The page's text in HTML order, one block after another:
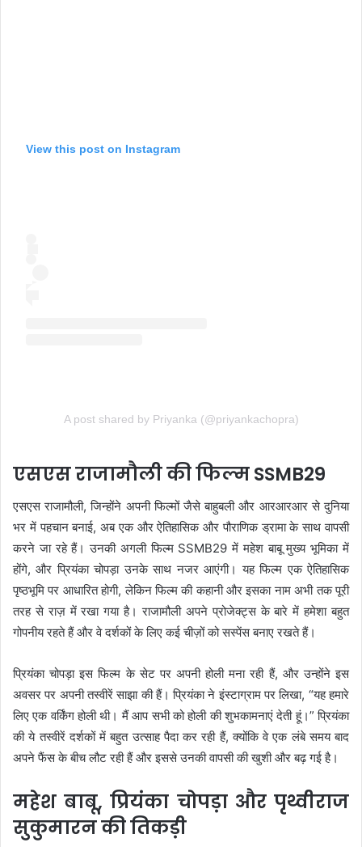
View this post on Instagram
A post shared by Priyanka (@priyankachopra)
एसएस राजामौली की फिल्म SSMB29
एसएस राजामौली, जिन्होंने अपनी फिल्मों जैसे बाहुबली और आरआरआर से दुनिया
भर में पहचान बनाई, अब एक और ऐतिहासिक और पौराणिक ड्रामा के साथ वापसी
करने जा रहे हैं। उनकी अगली फिल्म SSMB29 में महेश बाबू मुख्य भूमिका में
होंगे, और प्रियंका चोपड़ा उनके साथ नजर आएंगी। यह फिल्म एक ऐतिहासिक
पृष्ठभूमि पर आधारित होगी, लेकिन फिल्म की कहानी और इसका नाम अभी तक पूरी
तरह से राज़ में रखा गया है। राजामौली अपने प्रोजेक्ट्स के बारे में हमेशा बहुत
गोपनीय रहते हैं और वे दर्शकों के लिए कई चीज़ों को सस्पेंस बनाए रखते हैं।
प्रियंका चोपड़ा इस फिल्म के सेट पर अपनी होली मना रही हैं, और उन्होंने इस
अवसर पर अपनी तस्वीरें साझा की हैं। प्रियंका ने इंस्टाग्राम पर लिखा, “यह हमारे
लिए एक वर्किंग होली थी। मैं आप सभी को होली की शुभकामनाएं देती हूं।” प्रियंका
की ये तस्वीरें दर्शकों में बहुत उत्साह पैदा कर रही हैं, क्योंकि वे एक लंबे समय बाद
अपने फैंस के बीच लौट रही हैं और इससे उनकी वापसी की खुशी और बढ़ गई है।
महेश बाबू, प्रियंका चोपड़ा और पृथ्वीराज
सुकुमारन की तिकड़ी